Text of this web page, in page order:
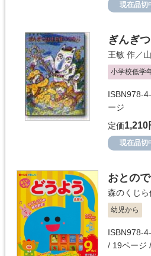
現在品切
ぎんぎ
王敏 作／
小学校低学
ISBN978-
ージ
定価1,210
現在品切
おとの
森のくじら
幼児から
ISBN978-
/ 19ページ